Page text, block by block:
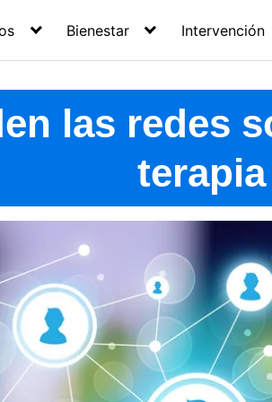
Bienestar Intervención
las redes
terapia